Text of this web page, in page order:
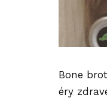
Bone
éry